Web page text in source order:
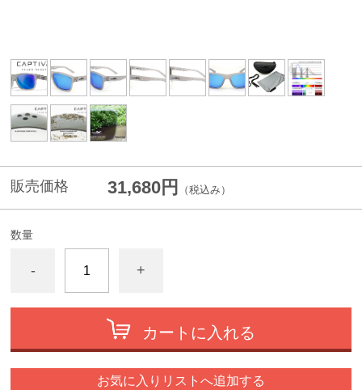
販売価格 31,680円 （税込み）
数量
- +
カートに入れる
お気に入りリストへ追加する